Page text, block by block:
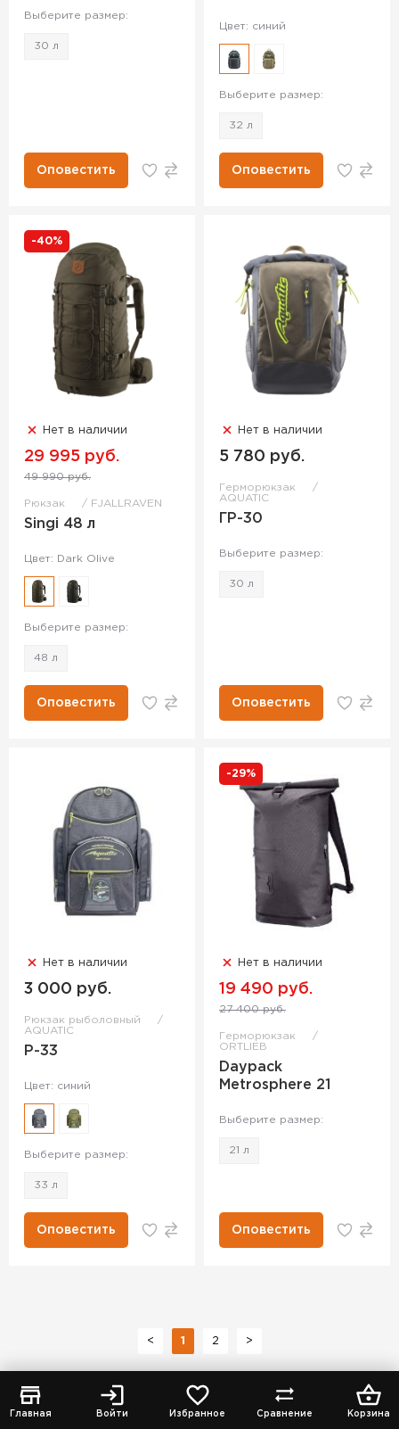
Главная Войти Избранное Сравнение Корзина
Выберите размер:
30 л
Оповестить
Цвет: синий
Выберите размер:
32 л
Оповестить
-40%
Нет в наличии
29 995 руб.
49 990 руб.
Рюкзак FJALLRAVEN
Singi 48 л
Цвет: Dark Olive
Выберите размер:
48 л
Оповестить
Нет в наличии
5 780 руб.
Герморюкзак
AQUATIC
ГР-30
Выберите размер:
30 л
Оповестить
Нет в наличии
3 000 руб.
Рюкзак рыболовный
AQUATIC
Р-33
Цвет: синий
Выберите размер:
33 л
Оповестить
-29%
Нет в наличии
19 490 руб.
27 400 руб.
Герморюкзак
ORTLIEB
Daypack
Metrosphere 21
Выберите размер:
21 л
Оповестить
< 1 2 >